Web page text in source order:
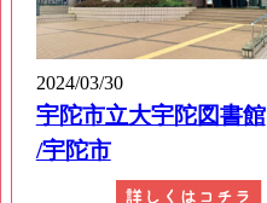
2024/03/30
宇陀市立大宇陀図書館
/宇陀市